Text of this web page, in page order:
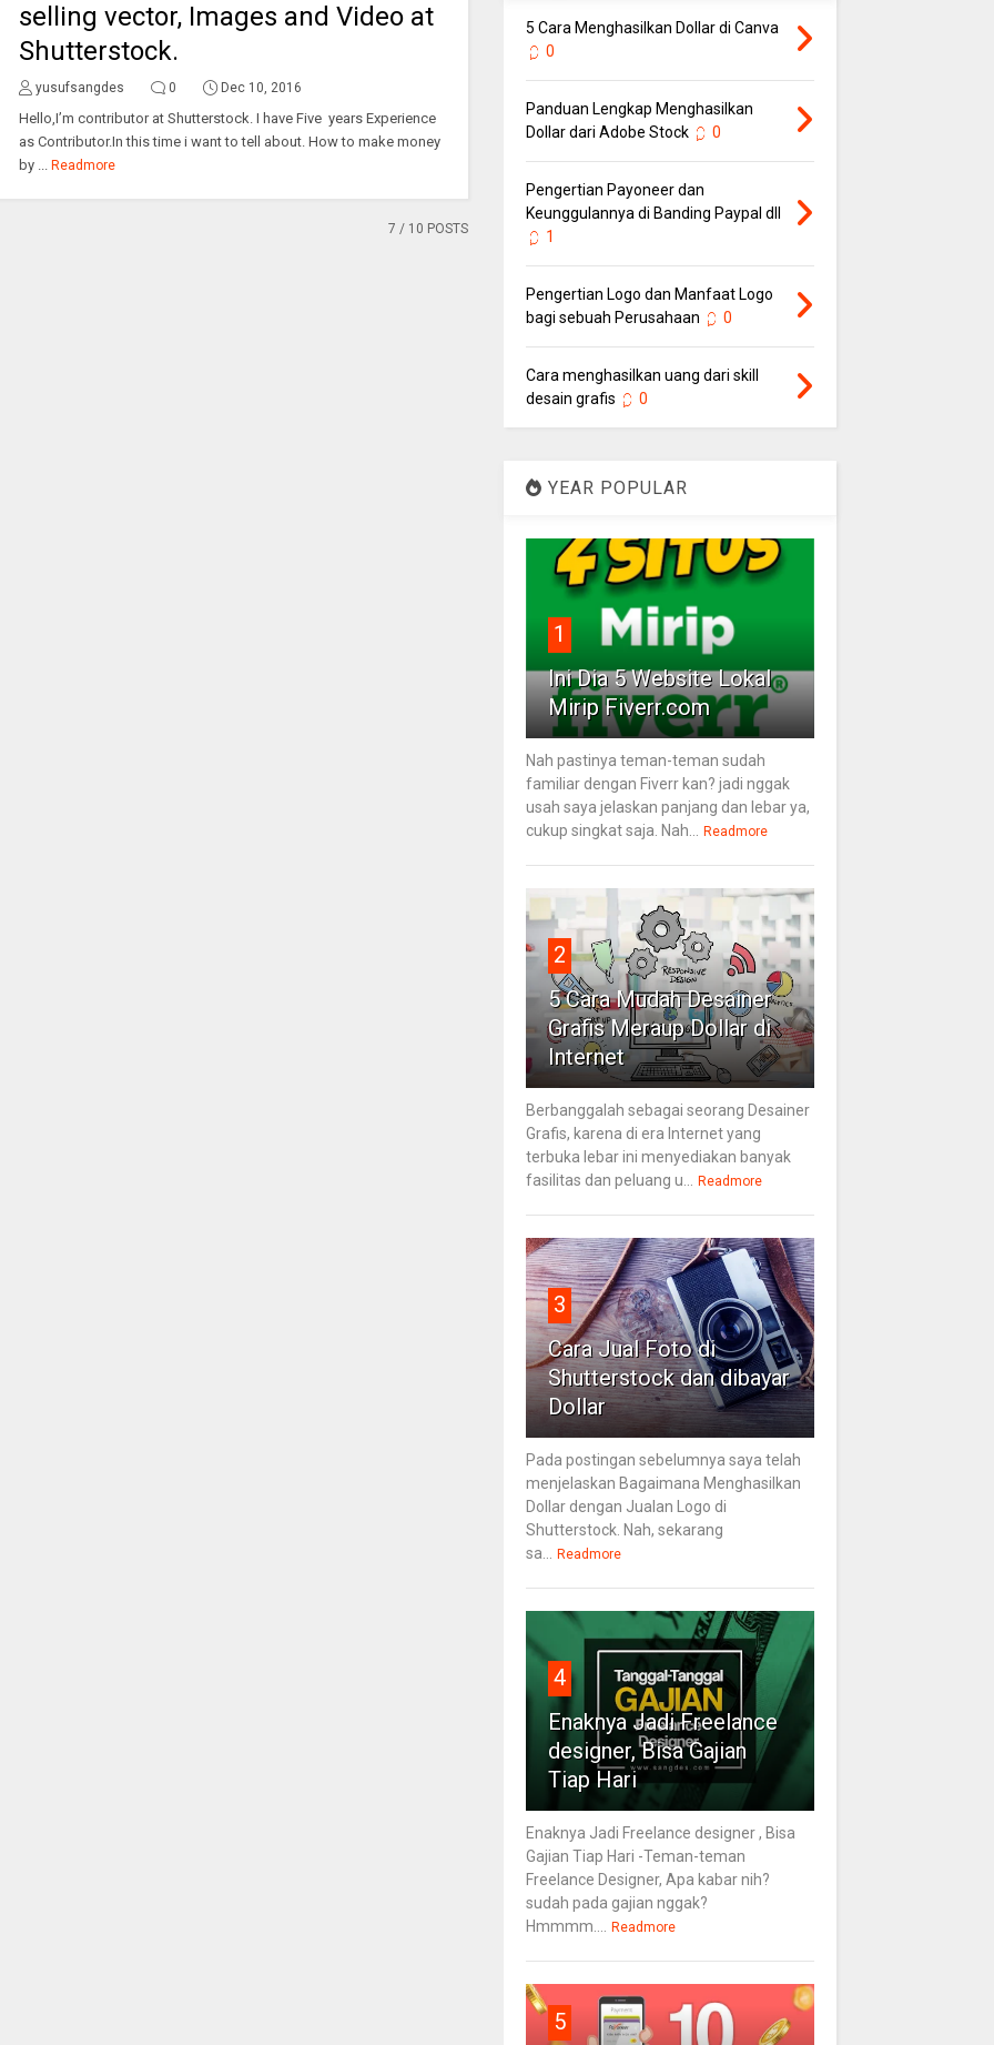
selling vector, Images and Video at
Shutterstock.
yusufsangdes 0 Dec 10, 2016
Hello,I’m contributor at Shutterstock. I have Five years Experience
as Contributor.In this time i want to tell about. How to make money
by ... Readmore
7 / 10 POSTS
5 Cara Menghasilkan Dollar di Canva
0
Panduan Lengkap Menghasilkan
Dollar dari Adobe Stock
0
Pengertian Payoneer dan
Keunggulannya di Banding Paypal dll
1
Pengertian Logo dan Manfaat Logo
bagi sebuah Perusahaan
0
Cara menghasilkan uang dari skill
desain grafis
0
YEAR POPULAR
1
Ini Dia 5 Website Lokal
Mirip Fiverr.com
Nah pastinya teman-teman sudah
familiar dengan Fiverr kan? jadi nggak
usah saya jelaskan panjang dan lebar ya,
cukup singkat saja. Nah... Readmore
2
5 Cara Mudah Desainer
Grafis Meraup Dollar di
Internet
Berbanggalah sebagai seorang Desainer
Grafis, karena di era Internet yang
terbuka lebar ini menyediakan banyak
fasilitas dan peluang u... Readmore
3
Cara Jual Foto di
Shutterstock dan dibayar
Dollar
Pada postingan sebelumnya saya telah
menjelaskan Bagaimana Menghasilkan
Dollar dengan Jualan Logo di
Shutterstock. Nah, sekarang
sa... Readmore
4
Enaknya Jadi Freelance
designer, Bisa Gajian
Tiap Hari
Enaknya Jadi Freelance designer , Bisa
Gajian Tiap Hari -Teman-teman
Freelance Designer, Apa kabar nih?
sudah pada gajian nggak?
Hmmmm.... Readmore
5